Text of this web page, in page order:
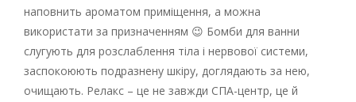
наповнить ароматом приміщення, а можна
використати за призначенням 😉 Бомби для ванни
слугують для розслаблення тіла і нервової системи,
заспокоюють подразнену шкіру, доглядають за нею,
очищають. Релакс – це не завжди СПА-центр, це й